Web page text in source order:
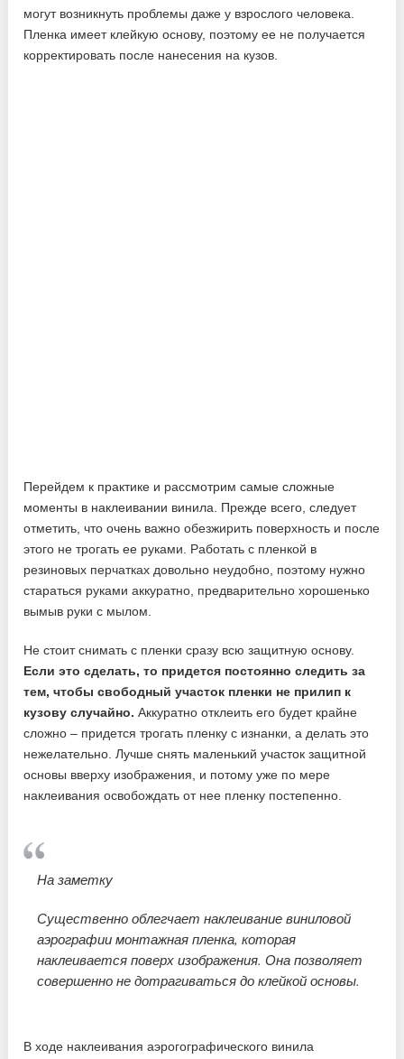
могут возникнуть проблемы даже у взрослого человека.
Пленка имеет клейкую основу, поэтому ее не получается
корректировать после нанесения на кузов.
Перейдем к практике и рассмотрим самые сложные
моменты в наклеивании винила. Прежде всего, следует
отметить, что очень важно обезжирить поверхность и после
этого не трогать ее руками. Работать с пленкой в
резиновых перчатках довольно неудобно, поэтому нужно
стараться руками аккуратно, предварительно хорошенько
вымыв руки с мылом.
Не стоит снимать с пленки сразу всю защитную основу.
Если это сделать, то придется постоянно следить за
тем, чтобы свободный участок пленки не прилип к
кузову случайно. Аккуратно отклеить его будет крайне
сложно – придется трогать пленку с изнанки, а делать это
нежелательно. Лучше снять маленький участок защитной
основы вверху изображения, и потому уже по мере
наклеивания освобождать от нее пленку постепенно.
На заметку
Существенно облегчает наклеивание виниловой
аэрографии монтажная пленка, которая
наклеивается поверх изображения. Она позволяет
совершенно не дотрагиваться до клейкой основы.
В ходе наклеивания аэрогографического винила